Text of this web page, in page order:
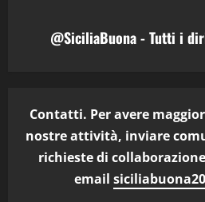
@SiciliaBuona - Tutti i
Contatti. Per avere
nostre attività, inviare
richieste di
email